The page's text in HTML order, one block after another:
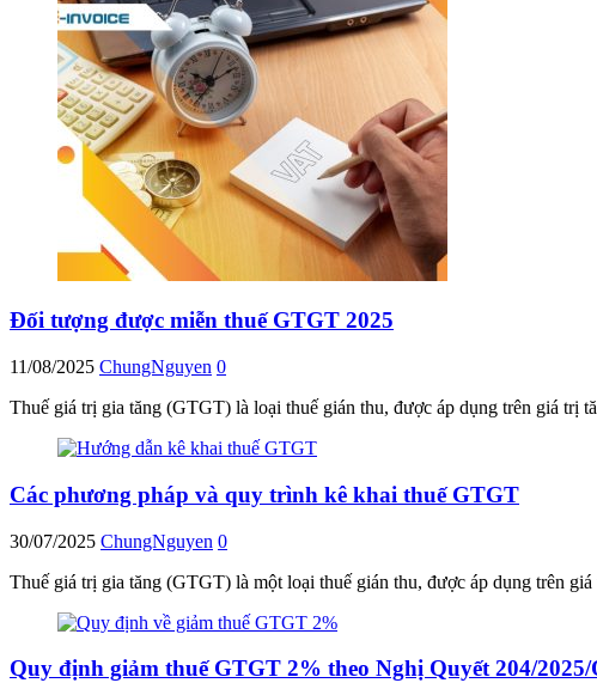
Đối tượng được miễn thuế GTGT 2025
11/08/2025 ChungNguyen 0
Thuế giá trị gia tăng (GTGT) là loại thuế gián thu, được áp dụng trên giá trị
Các phương pháp và quy trình kê khai thuế GTGT
30/07/2025 ChungNguyen 0
Thuế giá trị gia tăng (GTGT) là một loại thuế gián thu, được áp dụng trên
Quy định giảm thuế GTGT 2% theo Nghị Quyết 204/2025/